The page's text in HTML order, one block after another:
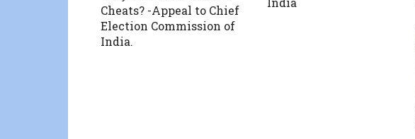
Cheats? -Appeal to Chief
Election Commission of
India.